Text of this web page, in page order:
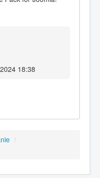
18:38
/